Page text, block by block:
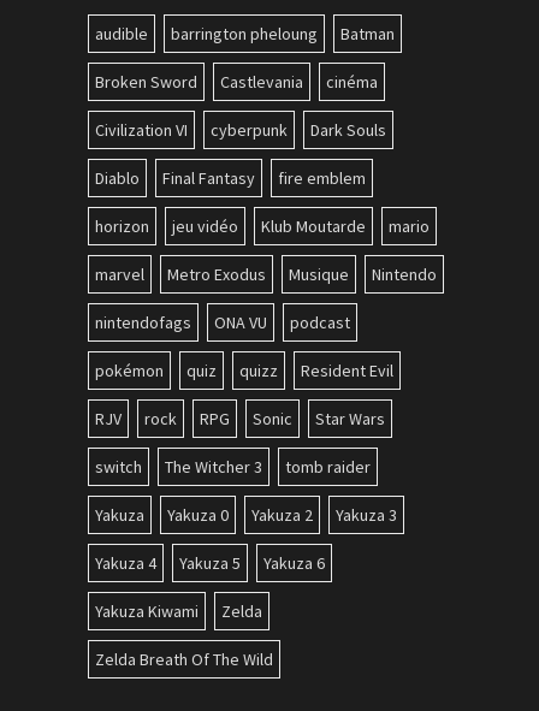
audible barrington pheloung Batman
Broken Sword Castlevania cinéma
Civilization VI cyberpunk Dark Souls
Diablo Final Fantasy fire emblem
horizon jeu vidéo Klub Moutarde mario
marvel Metro Exodus Musique Nintendo
nintendofags ONA VU podcast
pokémon quiz quizz Resident Evil
RJV rock RPG Sonic Star Wars
switch The Witcher 3 tomb raider
Yakuza Yakuza 0 Yakuza 2 Yakuza 3
Yakuza 4 Yakuza 5 Yakuza 6
Yakuza Kiwami Zelda
Zelda Breath Of The Wild